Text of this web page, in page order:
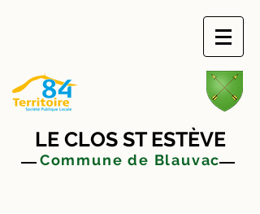
LE CLOS ST ESTÈVE
Commune de Blauvac